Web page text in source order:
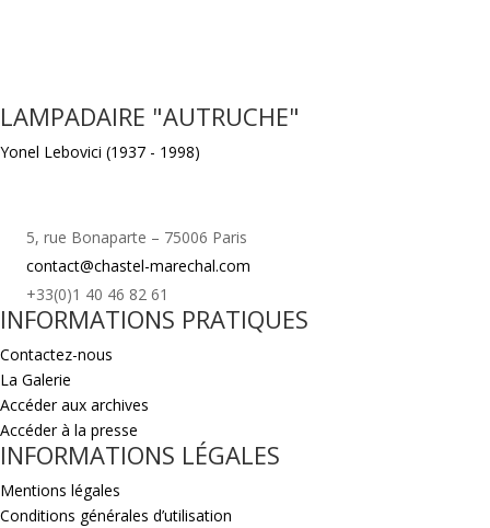
LAMPADAIRE "AUTRUCHE"
Yonel Lebovici (1937 - 1998)
5, rue Bonaparte – 75006 Paris
contact@chastel-marechal.com
+33(0)1 40 46 82 61
INFORMATIONS PRATIQUES
Contactez-nous
La Galerie
Accéder aux archives
Accéder à la presse
INFORMATIONS LÉGALES
Mentions légales
Conditions générales d’utilisation